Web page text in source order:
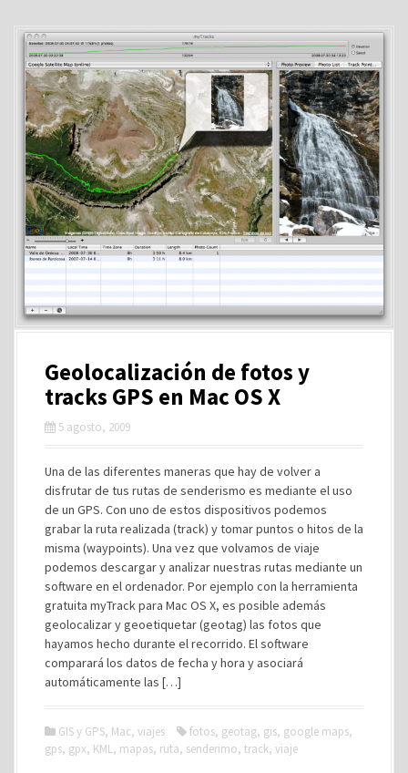
Geolocalización de fotos y
tracks GPS en Mac OS X
5 agosto, 2009
Una de las diferentes maneras que hay de volver a
disfrutar de tus rutas de senderismo es mediante el uso
de un GPS. Con uno de estos dispositivos podemos
grabar la ruta realizada (track) y tomar puntos o hitos de la
misma (waypoints). Una vez que volvamos de viaje
podemos descargar y analizar nuestras rutas mediante un
software en el ordenador. Por ejemplo con la herramienta
gratuita myTrack para Mac OS X, es posible además
geolocalizar y geoetiquetar (geotag) las fotos que
hayamos hecho durante el recorrido. El software
comparará los datos de fecha y hora y asociará
automáticamente las […]
GIS y GPS, Mac, viajes fotos, geotag, gis, google maps,
gps, gpx, KML, mapas, ruta, senderimo, track, viaje